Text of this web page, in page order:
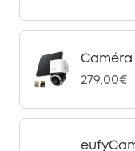
Caméra
279,00€